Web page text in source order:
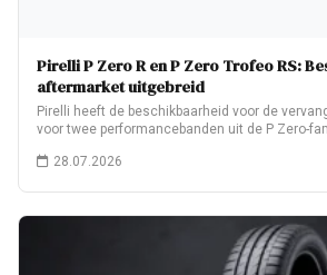
Pirelli P Zero R en P Zero Trofeo RS:
aftermarket uitgebreid
Pirelli heeft de beschikbaarheid voor de
voor twee performancebanden uit de P Zero-
28.07.2026